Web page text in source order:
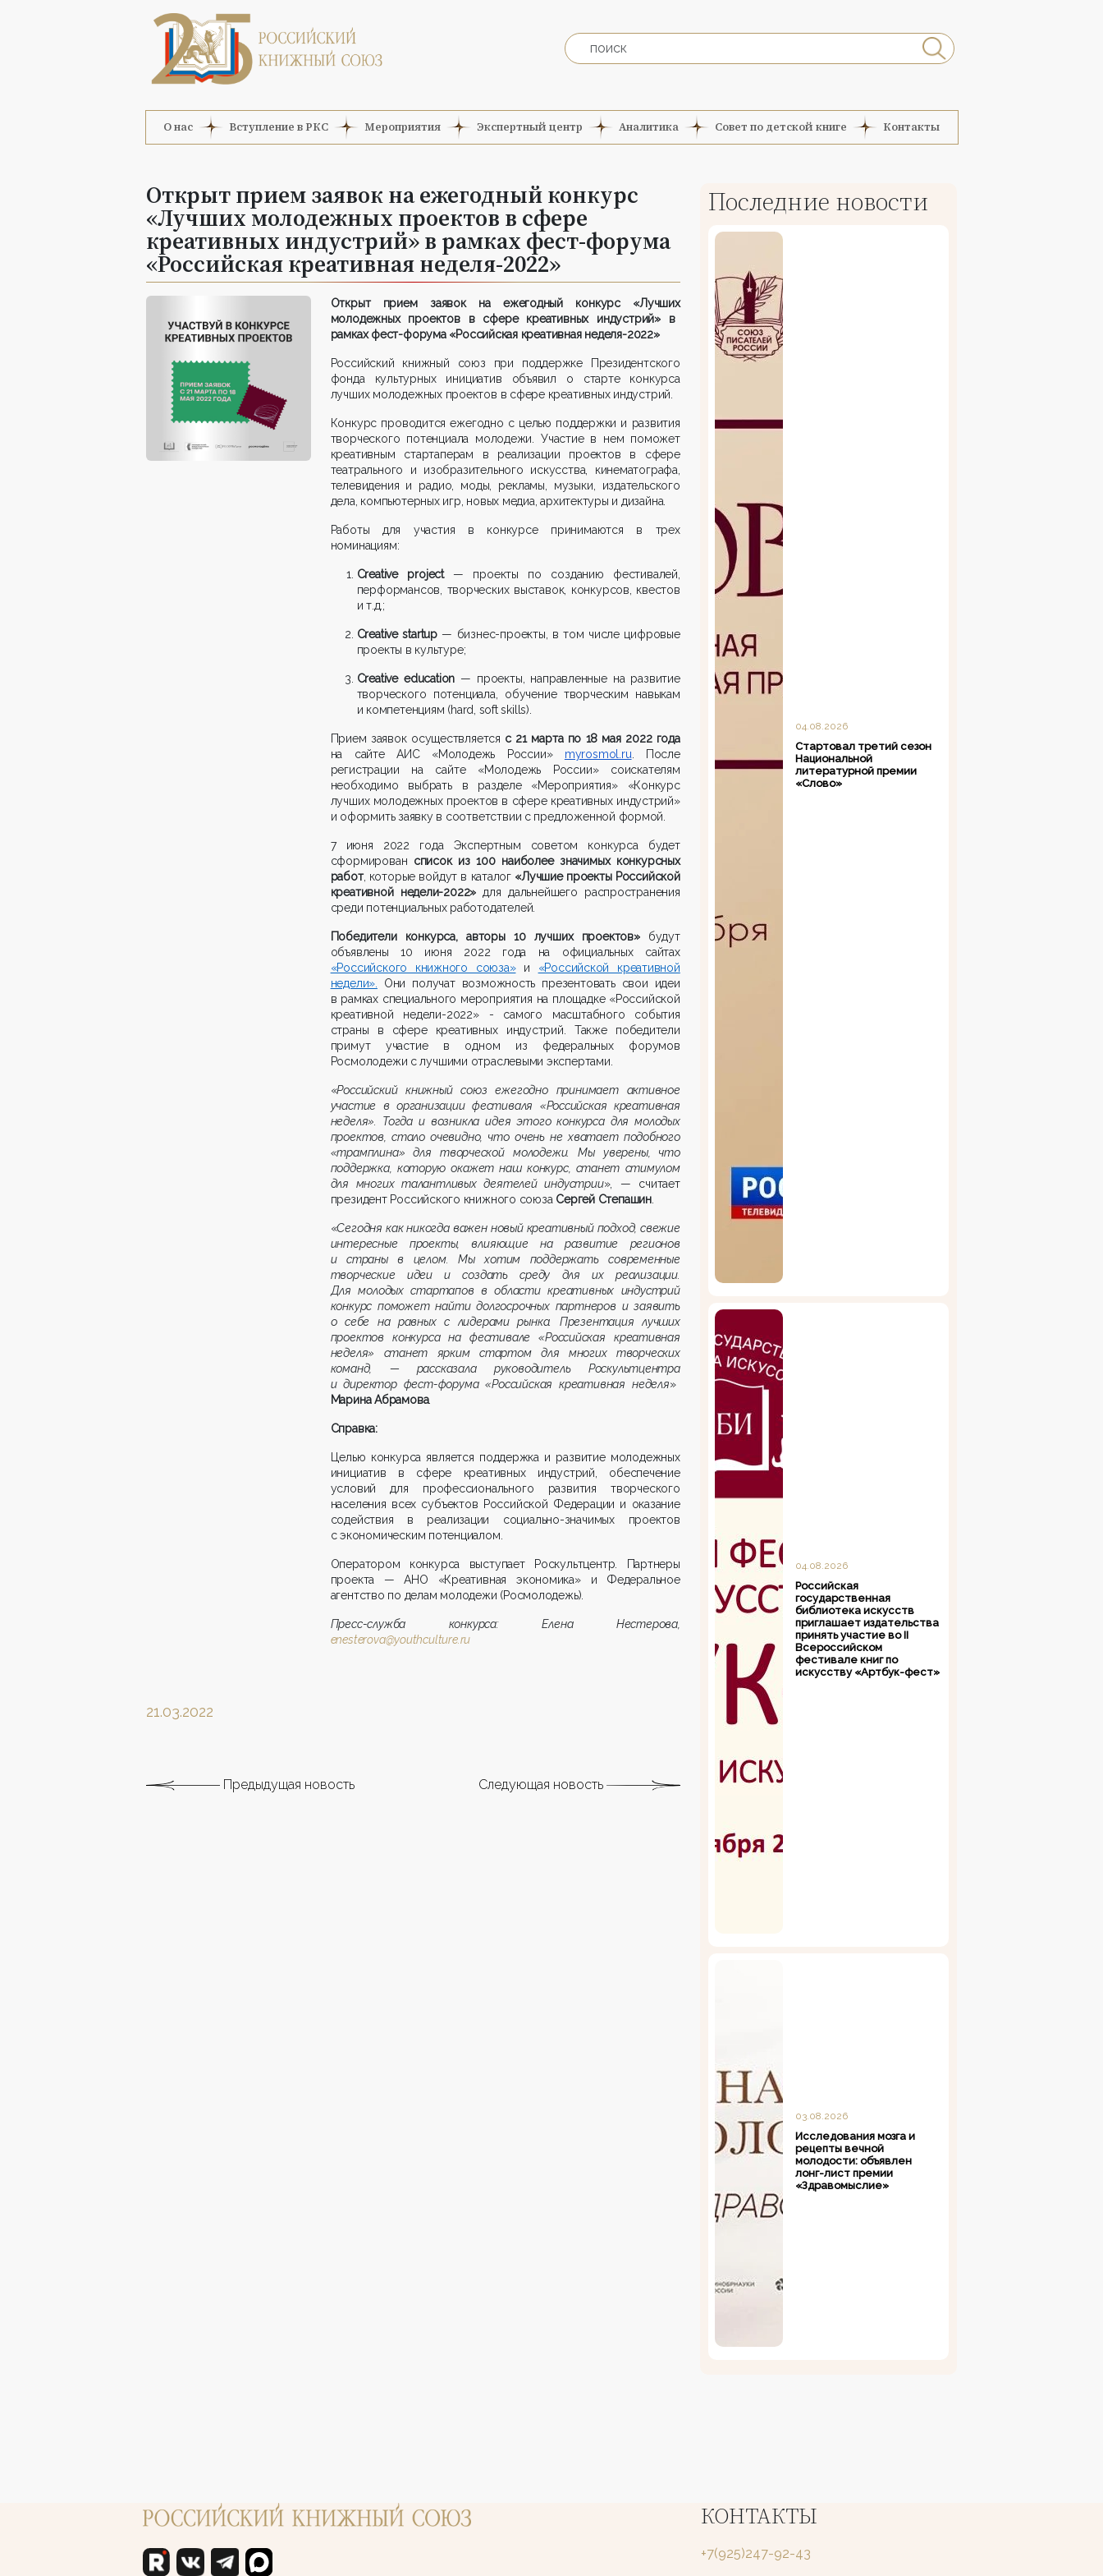
О нас Вступление в РКС Мероприятия Экспертный центр Аналитика Совет по детской книге Контакты
Открыт прием заявок на ежегодный конкурс
«Лучших молодежных проектов в сфере
креативных индустрий» в рамках фест-форума
«Российская креативная неделя-2022»
Открыт прием заявок на ежегодный конкурс «Лучших
молодежныхпроектовв сфере креативных индустрий»в
рамкахфест-форума«Российская креативная неделя-2022»
Российский книжный союз при поддержке Президентского
фонда культурных инициатив объявил о старте конкурса
лучших молодежных проектов в сфере креативных индустрий.
Конкурс проводится ежегодно с целью поддержки и развития
творческого потенциала молодежи. Участие в нем поможет
креативным стартаперам в реализации проектов в сфере
театрального и изобразительного искусства, кинематографа,
телевидения и радио, моды, рекламы, музыки, издательского
дела, компьютерных игр, новых медиа, архитектуры и дизайна.
Работы для участия в конкурсе принимаются в трех
номинациям:
Creative project— проекты по созданию фестивалей,
перформансов, творческих выставок, конкурсов, квестов
и т.д.;
Creative startup— бизнес-проекты, в том числе цифровые
проекты в культуре;
Creative education — проекты, направленные на развитие
творческого потенциала, обучение творческим навыкам
и компетенциям (hard, soft skills).
Прием заявок осуществляется с 21 марта по 18 мая 2022 года
на сайте АИС «Молодежь России» myrosmol.ru . После
регистрации на сайте «Молодежь России» соискателям
необходимо выбрать в разделе «Мероприятия» «Конкурс
лучших молодежных проектов в сфере креативных индустрий»
и оформить заявку в соответствии с предложенной формой.
7 июня 2022 года Экспертным советом конкурса будет
сформирован список из 100 наиболее значимыхконкурсных
работ, которые войдут в каталог «Лучшие проекты Российской
креативной недели-2022» для дальнейшего распространения
среди потенциальных работодателей.
Победители конкурса, авторы 10 лучших проектов»будут
объявлены 10 июня 2022 года на официальных сайтах
«Российского книжного союза»и «Российской креативной
недели».
Они получат возможность презентовать свои идеи
в рамках специального мероприятия на площадке «Российской
креативной недели-2022» - самого масштабного события
страны в сфере креативных индустрий. Также победители
примут участие в одном из федеральных форумов
Росмолодежи с лучшими отраслевыми экспертами.
«Российский книжный союз ежегодно принимает активное
участие в организации фестиваля «Российская креативная
неделя».
Тогда и возникла идея этого конкурса для молодых
проектов, стало очевидно, что очень не хватает подобного
«трамплина» для творческой молодежи. Мы уверены, что
поддержка, которую окажет наш конкурс, станет стимулом
для многих талантливых деятелей индустрии», — считает
президент Российского книжного союза Сергей Степашин
«Сегодня как никогда важен новый креативный подход, свежие
интересные проекты, влияющие на развитие регионов
и страны в целом. Мы хотим поддержать современные
творческие идеи и создать среду для их реализации.
Для молодыхстартаповв области креативных индустрий
конкурс поможет найти долгосрочных партнеров и заявить
о себе на равных с лидерами рынка. Презентация лучших
проектов конкурса на фестивале «Российская креативная
неделя» станет ярким стартом для многих творческих
команд, — рассказала руководитель Роскультцентра
и директор фест-форума «Российская креативная неделя»
Марина Абрамова.
Справка:
Целью конкурса является поддержка и развитие молодежных
инициатив в сфере креативных индустрий, обеспечение
условий для профессионального развития творческого
населения всех субъектов Российской Федерации и оказание
содействия в реализации социально-значимых проектов
с экономическим потенциалом.
Оператором конкурса выступает Роскультцентр. Партнеры
проекта — АНО «Креативная экономика» и Федеральное
агентство по делам молодежи (Росмолодежь).
Пресс-служба конкурса:Елена Нестерова,
enesterova@youthculture.ru
21.03.2022
Предыдущая новость Следующая новость
Последние новости
04.08.2026
Стартовал третий сезон
Национальной
литературной премии
«Слово»
04.08.2026
Российская
государственная
библиотека искусств
приглашает издательства
принять участие во II
Всероссийском
фестивале книг по
искусству «Артбук-фест»
03.08.2026
Исследования мозга и
рецепты вечной
молодости: объявлен
лонг-лист премии
«Здравомыслие»
КОНТАКТЫ
+7(925)247-92-43